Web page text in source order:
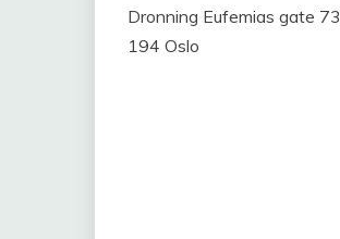
Dronning Eufemias gate 73
194 Oslo